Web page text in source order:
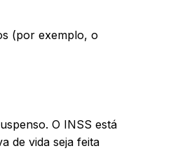
(por exemplo, o
O INSS está
de vida seja feita